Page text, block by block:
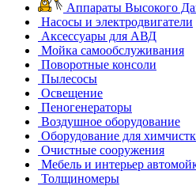
Аппараты Высокого
Насосы и электродвигатели
Аксессуары для АВД
Мойка самообслуживания
Поворотные консоли
Пылесосы
Освещение
Пеногенераторы
Воздушное оборудование
Оборудование для
Очистные сооружения
Мебель и интерьер
Толщиномеры